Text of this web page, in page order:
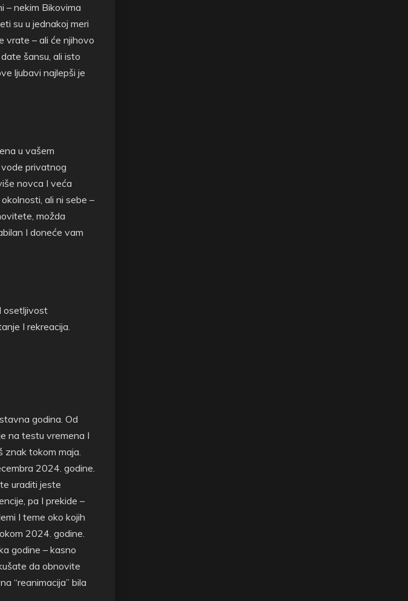
– nekim Bikovima
su u jednakoj meri
vrate – ali će njihovo
šansu, ali isto
ljubavi najlepši je
u vašem
privatnog
novca I veća
ali ni sebe –
možda
I doneće vam
osetljivost
I rekreacija.
godina. Od
na testu vremena I
znak tokom maja.
2024. godine.
uraditi jeste
pa I prekide –
I teme oko kojih
2024. godine.
godine – kasno
da obnovite
“reanimacija” bila